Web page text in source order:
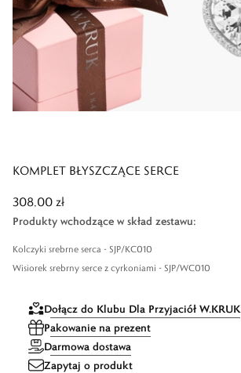
KOMPLET BŁYSZCZĄCE SERCE
308,00 zł
Produkty wchodzące w skład zestawu:
Kolczyki srebrne serca - SJP/KC010
Wisiorek srebrny serce z cyrkoniami - SJP/WC010
Dołącz do Klubu Dla Przyjaciół W.KRUK
Pakowanie na prezent
Darmowa dostawa
Zapytaj o produkt